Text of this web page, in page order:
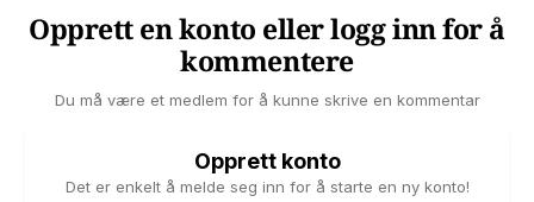
Opprett en konto eller logg inn for å
kommentere
Du må være et medlem for å kunne skrive en kommentar
Opprett konto
Det er enkelt å melde seg inn for å starte en ny konto!